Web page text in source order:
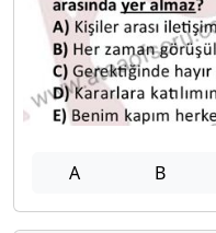
A B